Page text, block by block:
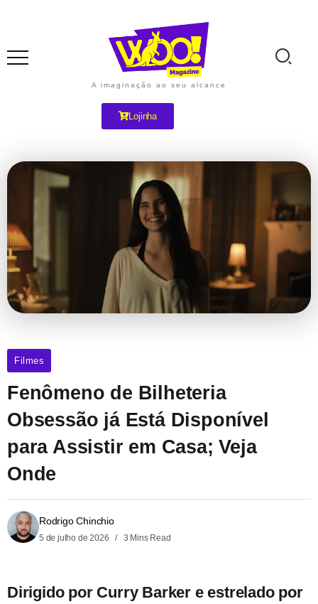
A imaginação ao seu alcance
Lojinha
Filmes
Fenômeno de Bilheteria
Obsessão já Está Disponível
para Assistir em Casa; Veja
Onde
Rodrigo Chinchio
5 de julho de 2026 3 Mins Read
Dirigido por Curry Barker e estrelado por